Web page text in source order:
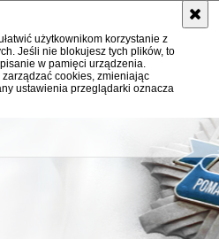
użytkownikom korzystanie z
Jeśli nie blokujesz tych plików, to
w pamięci urządzenia.
cookies, zmieniając
ustawienia przeglądarki oznacza